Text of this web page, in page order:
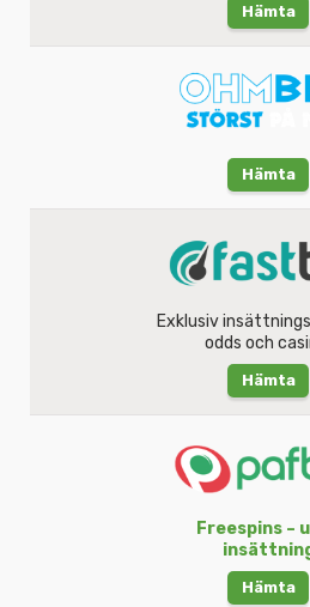
Hämta
Hämta
Exklusiv
odds och
Hämta
Freespins –
Hämta